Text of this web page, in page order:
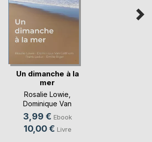
Un dimanche à la
mer
Rosalie Lowie
Dominique Van
Cotthem
3,99 € Ebook
10,00 € Livre